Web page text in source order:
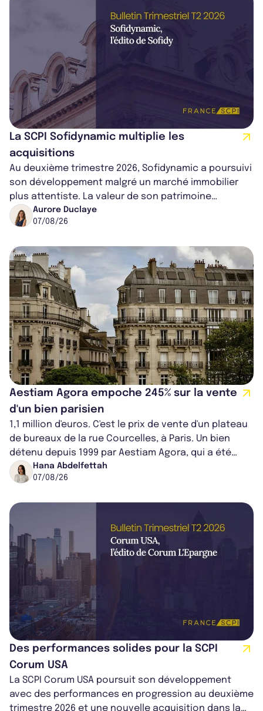
La SCPI Sofidynamic multiplie les
acquisitions
Au deuxième trimestre 2026, Sofidynamic a poursuivi
son développement malgré un marché immobilier
plus attentiste. La valeur de son patrimoine
progresse de 3,8% à périmètre constan...
Aurore Duclaye
07/08/26
Aestiam Agora empoche 245% sur la vente
d'un bien parisien
1,1 million d'euros. C'est le prix de vente d'un plateau
de bureaux de la rue Courcelles, à Paris. Un bien
détenu depuis 1999 par Aestiam Agora, qui a été
cédé avec une plus-value...
Hana Abdelfettah
07/08/26
Des performances solides pour la SCPI
Corum USA
La SCPI Corum USA poursuit son développement
avec des performances en progression au deuxième
trimestre 2026 et une nouvelle acquisition dans la